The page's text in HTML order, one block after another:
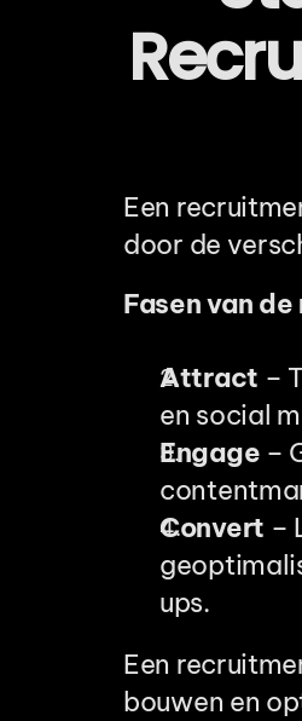
Een
door de
Fasen van
Attract –
en social
Engage –
Convert –
ups.
Een
bouwen en